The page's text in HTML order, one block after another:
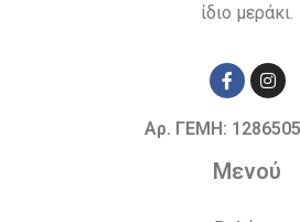
ίδιο μεράκι.
Αρ. ΓΕΜΗ:
Μενού